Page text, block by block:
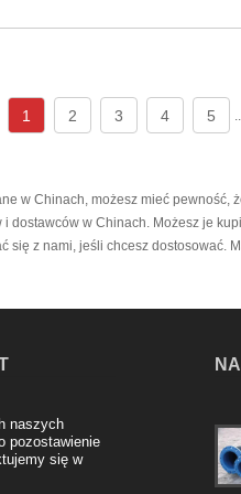
1 2 3 4 5
w Chinach, możesz mieć pewność,
dostawców w Chinach. Możesz je
się z nami, jeśli chcesz dostosować.
naszych
pozostawienie
się w
miękkiego połączenia
20